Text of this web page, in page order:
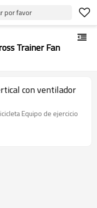
por favor
Trainer Fan
con ventilador
Equipo de ejercicio